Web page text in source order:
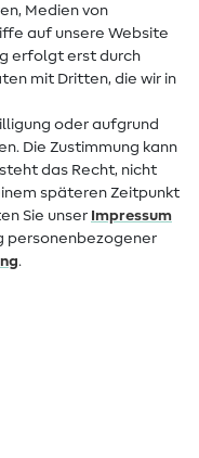
Medien von
auf unsere Website
erfolgt erst durch
mit Dritten, die wir in
oder aufgrund
Die Zustimmung kann
das Recht, nicht
späteren Zeitpunkt
Sie unser Impressum
personenbezogener
.